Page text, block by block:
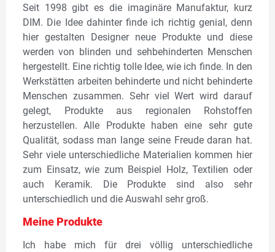
Seit 1998 gibt es die imaginäre Manufaktur, kurz
DIM. Die Idee dahinter finde ich richtig genial, denn
hier gestalten Designer neue Produkte und diese
werden von blinden und sehbehinderten Menschen
hergestellt. Eine richtig tolle Idee, wie ich finde. In den
Werkstätten arbeiten behinderte und nicht behinderte
Menschen zusammen. Sehr viel Wert wird darauf
gelegt, Produkte aus regionalen Rohstoffen
herzustellen. Alle Produkte haben eine sehr gute
Qualität, sodass man lange seine Freude daran hat.
Sehr viele unterschiedliche Materialien kommen hier
zum Einsatz, wie zum Beispiel Holz, Textilien oder
auch Keramik. Die Produkte sind also sehr
unterschiedlich und die Auswahl sehr groß.
Meine Produkte
Ich habe mich für drei völlig unterschiedliche